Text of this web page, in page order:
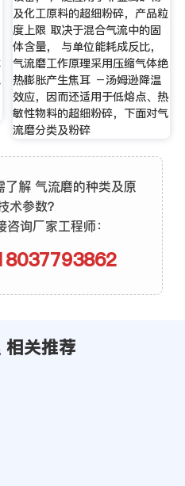
及化工原料的超细粉碎，产品粒
度上限 取决于混合气流中的固
体含量， 与单位能耗成反比，
气流磨工作原理采用压缩气体绝
热膨胀产生焦耳 －汤姆逊降温
效应，因而还适用于低熔点、热
敏性物料的超细粉碎，下面对气
流磨分类及粉碎
解 气流磨的种类及原
术参数？
询厂家工程师：
相关推荐